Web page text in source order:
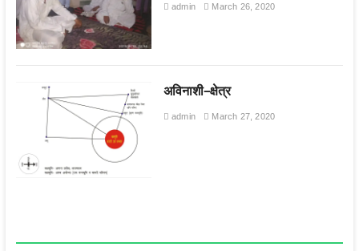
admin March 26, 2020
अविनाशी–क्षेत्र
admin March 27, 2020